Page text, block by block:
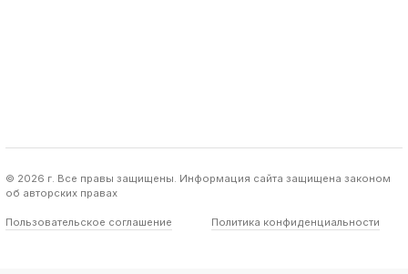
© 2026 г. Все правы защищены. Информация сайта защищена законом
об авторских правах
Пользовательское соглашение Политика конфиденциальности